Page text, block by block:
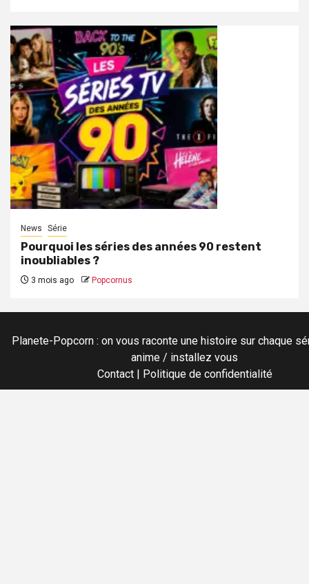
News Série
Pourquoi les séries des années 90 restent
inoubliables ?
3 mois ago Popcornus
Planete-Popcorn : on vous raconte une histoire sur chaque
anime / installez vous
Contact| Politique de confidentialité